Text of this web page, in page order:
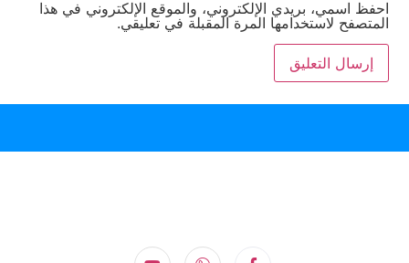
احفظ اسمي، بريدي الإلكتروني، والموقع الإلكتروني في هذا
المتصفح لاستخدامها المرة المقبلة في تعليقي.